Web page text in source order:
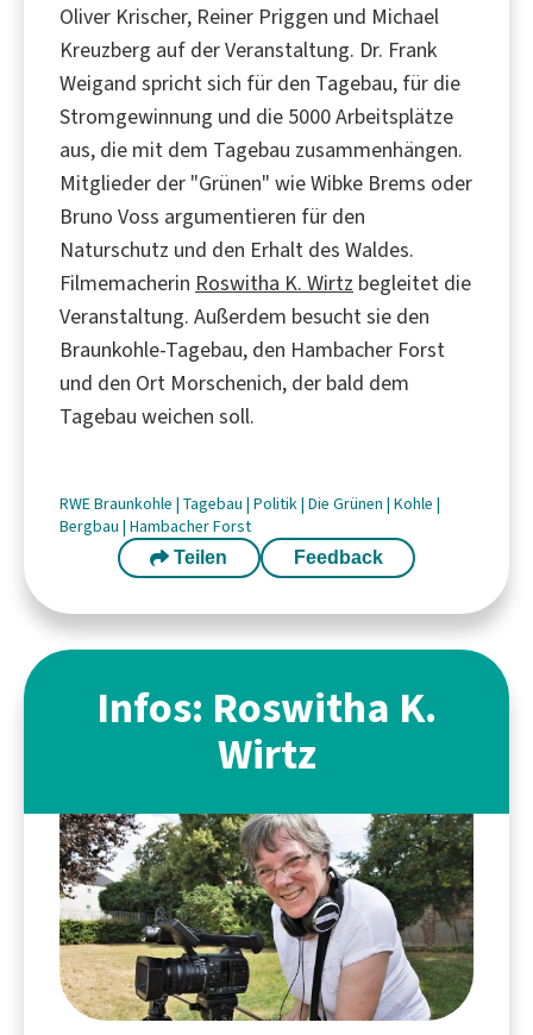
Oliver Krischer, Reiner Priggen und Michael
Kreuzberg auf der Veranstaltung. Dr. Frank
Weigand spricht sich für den Tagebau, für die
Stromgewinnung und die 5000 Arbeitsplätze
aus, die mit dem Tagebau zusammenhängen.
Mitglieder der "Grünen" wie Wibke Brems oder
Bruno Voss argumentieren für den
Naturschutz und den Erhalt des Waldes.
Filmemacherin Roswitha K. Wirtz begleitet die
Veranstaltung. Außerdem besucht sie den
Braunkohle-Tagebau, den Hambacher Forst
und den Ort Morschenich, der bald dem
Tagebau weichen soll.
RWEBraunkohle | Tagebau | Politik| Die Grünen | Kohle |
Bergbau | Hambacher Forst
Teilen Feedback
Infos: Roswitha K.
Wirtz